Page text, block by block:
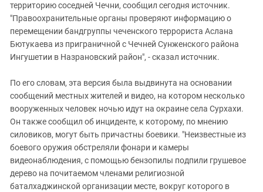
территорию соседней Чечни, сообщил сегодня источник.
"Правоохранительные органы проверяют информацию о
перемещении бандгруппы чеченского террориста Аслана
Бютукаева из приграничной с Чечней Сунженского района
Ингушетии в Назрановский район", - сказал источник.
По его словам, эта версия была выдвинута на основании
сообщений местных жителей и видео, на котором несколько
вооруженных человек ночью идут на окраине села Сурхахи.
Он также сообщил об инциденте, к которому, по мнению
силовиков, могут быть причастны боевики. "Неизвестные из
боевого оружия обстреляли фонари и камеры
видеонаблюдения, с помощью бензопилы подпили грушевое
дерево на почитаемом членами религиозной
баталхаджинской организации месте, вокруг которого в